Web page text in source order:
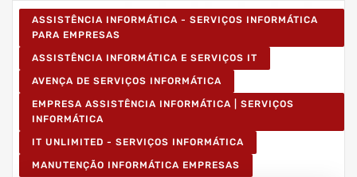
ASSISTÊNCIA INFORMÁTICA - SERVIÇOS INFORMÁTICA
PARA EMPRESAS
ASSISTÊNCIA INFORMÁTICA E SERVIÇOS IT
AVENÇA DE SERVIÇOS INFORMÁTICA
EMPRESA ASSISTÊNCIA INFORMÁTICA | SERVIÇOS
INFORMÁTICA
IT UNLIMITED - SERVIÇOS INFORMÁTICA
MANUTENÇÃO INFORMÁTICA EMPRESAS